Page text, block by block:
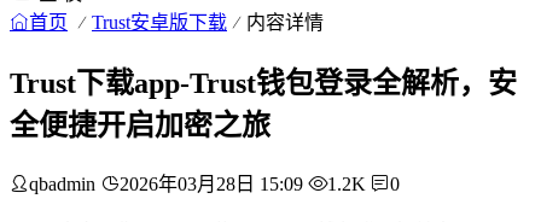
首页 Trust安卓版下载 内容详情
Trust下载app-Trust钱包登录全解析，安
全便捷开启加密之旅
qbadmin 2026年03月28日 15:09 1.2K 0